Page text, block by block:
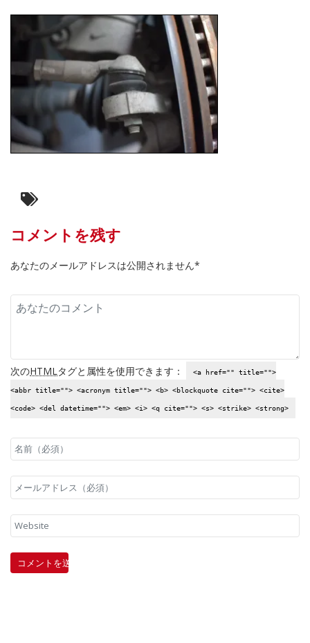
コメントを残す
あなたのメールアドレスは公開されません*
次のHTML タグと属性を使用できます： <a href="" title="">
<abbr title=""> <acronym title=""> <b> <blockquote cite=""> <cite>
<code> <del datetime=""> <em> <i> <q cite=""> <s> <strike> <strong>